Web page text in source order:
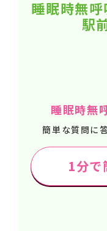
睡眠時無
駅
睡眠時無
簡単な質問に
1分で